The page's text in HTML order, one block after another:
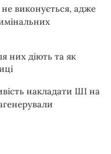
виконується, адже
них діють та як
накладати ШІ на